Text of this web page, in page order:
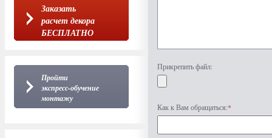
Заказать
расчет декора
БЕСПЛАТНО
Пройти
экспресс-обучение
монтажу
Прикрепить файл:
Как к Вам обращаться:*